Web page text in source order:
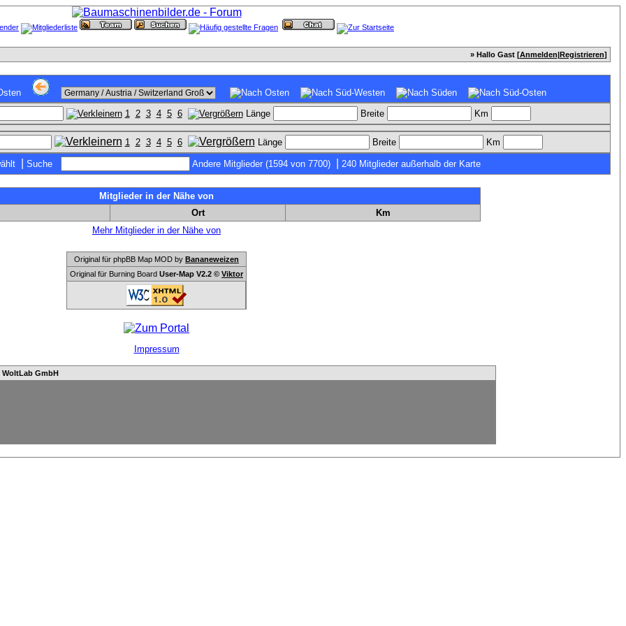
» Hallo Gast [Anmelden|Registrieren]
1 2 3 4 5 6 Länge Breite Km
1 2 3 4 5 6 Länge Breite Km
Suche Andere Mitglieder (1594 von 7700) 240 Mitglieder außerhalb der Karte
Mitglieder in der Nähe von
Ort
Km
Mehr Mitglieder in der Nähe von
Original für phpBB Map MOD by Bananeweizen
Original für Burning Board User-Map V2.2 © Viktor
Impressum
WoltLab GmbH